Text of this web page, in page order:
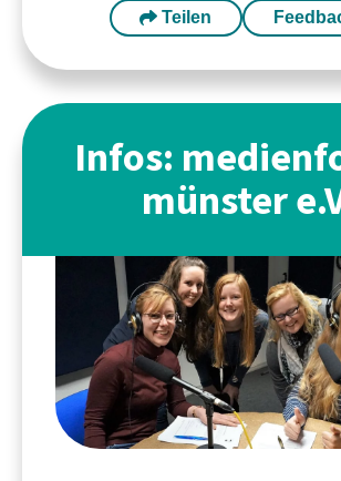
Teilen
Infos:
münster